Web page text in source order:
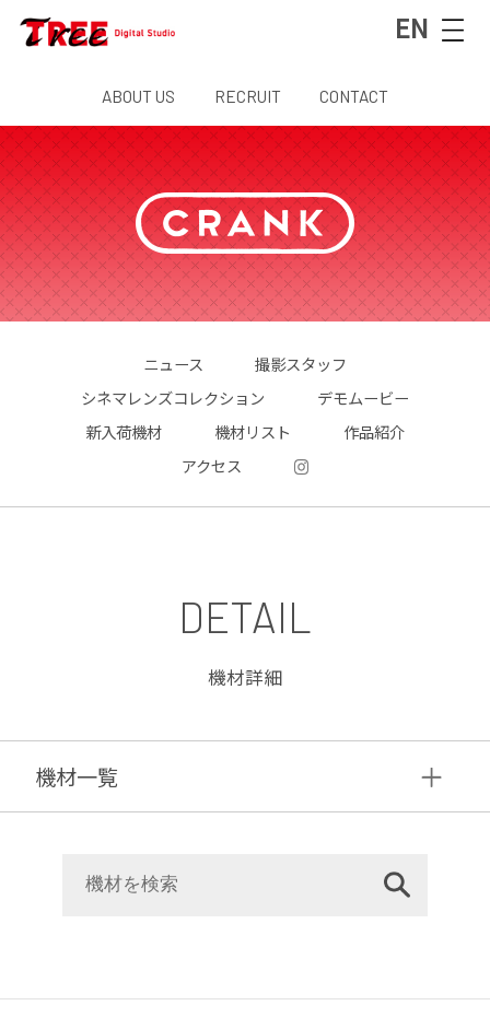
EN
ABOUT US RECRUIT CONTACT
ニュース
撮影スタッフ
シネマレンズコレクション
デモムービー
新入荷機材
機材リスト
作品紹介
アクセス
DETAIL
機材詳細
機材⼀覧